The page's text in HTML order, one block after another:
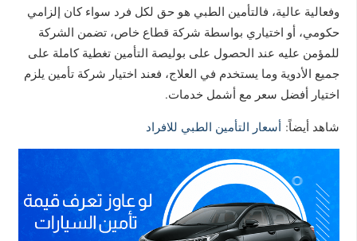
وفعالية عالية، فالتأمين الطبي هو حق لكل فرد سواء كان إلزامي
حكومي، أو اختياري بواسطة شركة قطاع خاص، تضمن الشركة
للمؤمن عليه عند الحصول على بوليصة التأمين تغطية كاملة على
جميع الأدوية وما يستخدم في العلاج، فعند اختيار شركة تأمين يلزم
اختيار أفضل سعر مع أشمل خدمات.
شاهد أيضاً:أسعار التأمين الطبي للافراد